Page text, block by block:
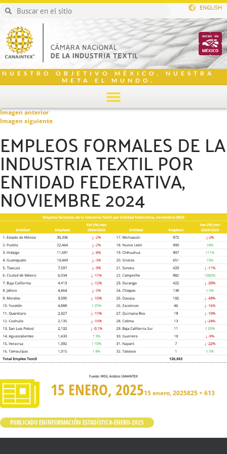
ENGLISH
NUESTRO OBJETIVO MÉXICO, NUESTRA
META EL MUNDO.
Imagen anterior
Imagen siguiente
EMPLEOS FORMALES DE LA
INDUSTRIA TEXTIL POR
ENTIDAD FEDERATIVA,
NOVIEMBRE 2024
15 ENERO, 202515 enero, 2025825 × 613
PUBLICADO ENINFORMACIÓN ESTADÍSTICA-ENERO-2025